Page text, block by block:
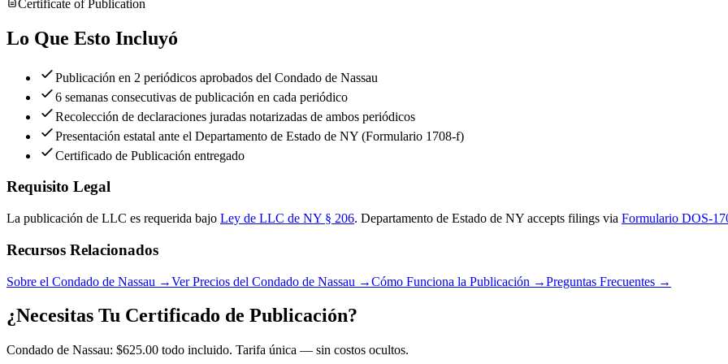
Certificate of Publication
Lo Que Esto Incluyó
Publicación en 2 periódicos aprobados del Condado de Nassau
6 semanas consecutivas de publicación en cada periódico
Recolección de declaraciones juradas notarizadas de ambos periódicos
Presentación estatal ante el Departamento de Estado de NY (Formulario 1708-f)
Certificado de Publicación entregado
Requisito Legal
La publicación de LLC es requerida bajo Ley de LLC de NY § 206. Departamento de Estado de NY accepts filings via Formulario DOS-
Recursos Relacionados
Sobre el Condado de Nassau →Ver Precios del Condado de Nassau →Cómo Funciona la Publicación →Preguntas Frecuentes →
¿Necesitas Tu Certificado de Publicación?
Condado de Nassau: $625.00 todo incluido. Tarifa única — sin costos ocultos.